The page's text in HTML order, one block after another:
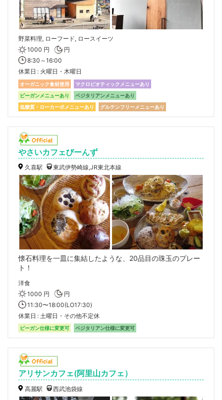
野菜料理, ローフード, ロースイーツ
1000 円
円
8:30～16:00
休業日
火曜日・木曜日
オーガニック食材使用
マクロビオティックメニューあり
ビーガンメニューあり
ベジタリアンメニューあり
低糖質・ローカーボメニューあり
グルテンフリーメニューあり
やさいカフェびーんず
久喜駅 東武伊勢崎線,JR東北本線
懐石料理を一皿に集結したような、20品目の珠玉のプレー
ト！
洋食
1000 円
円
11:30〜18:00(LO17:30)
休業日
土曜日・その他不定休
ビーガン仕様に変更可 ベジタリアン仕様に変更可
アリサンカフェ(阿里山カフェ）
高麗駅 西武池袋線